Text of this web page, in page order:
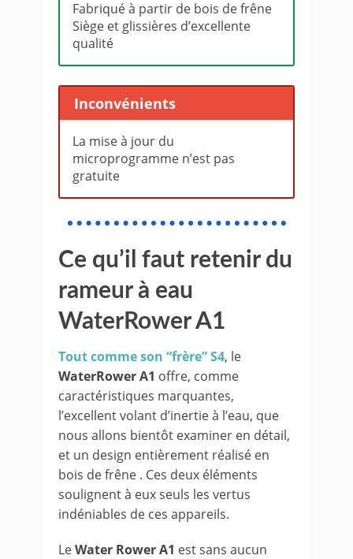
Fabriqué à partir de bois de frêne
Siège et glissières d’excellente
qualité
Inconvénients
La mise à jour du
microprogramme n’est pas
gratuite
Ce qu’il faut retenir du
rameur à eau
WaterRower A1
Tout comme son “frère” S4, le
WaterRower A1 offre, comme
caractéristiques marquantes,
l’excellent volant d’inertie à l’eau, que
nous allons bientôt examiner en détail,
et un design entièrement réalisé en
bois de frêne . Ces deux éléments
soulignent à eux seuls les vertus
indéniables de ces appareils.
LeWater Rower A1 est sans aucun